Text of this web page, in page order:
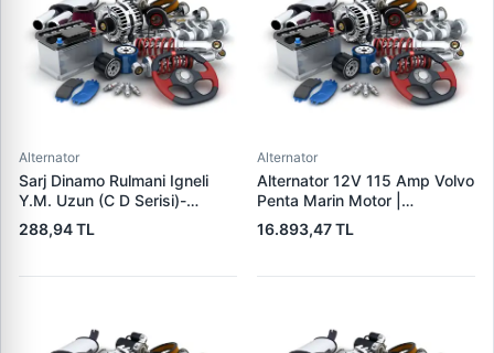
Alternator
Sarj Dinamo Rulmani Igneli
Y.M. Uzun (C D Serisi)-
(Alternator) - Tumosan
Maxima 9100 Serisi / Traktor
LUCAS 619 204 92
288,94 TL
Alternator
Alternator 12V 115 Amp Volvo
Penta Marin Motor |
MITSUBISHI A3TR0091 |
OEM 303911 3587216
16.893,47 TL